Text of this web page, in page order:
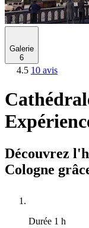
Galerie
6
4.5 10 avis
Découvrez
Cologne
Durée 1 h